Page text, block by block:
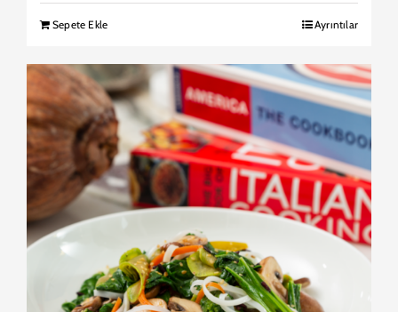
Sepete Ekle Ayrıntılar